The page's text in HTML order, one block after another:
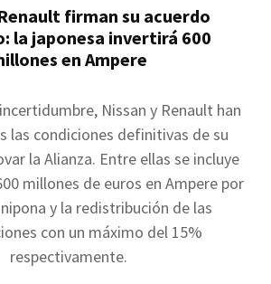
firman su acuerdo
la japonesa invertirá 600
en Ampere
Nissan y Renault han
las condiciones definitivas de su
la Alianza. Entre ellas se incluye
millones de euros en Ampere por
y la redistribución de las
con un máximo del 15%
respectivamente.